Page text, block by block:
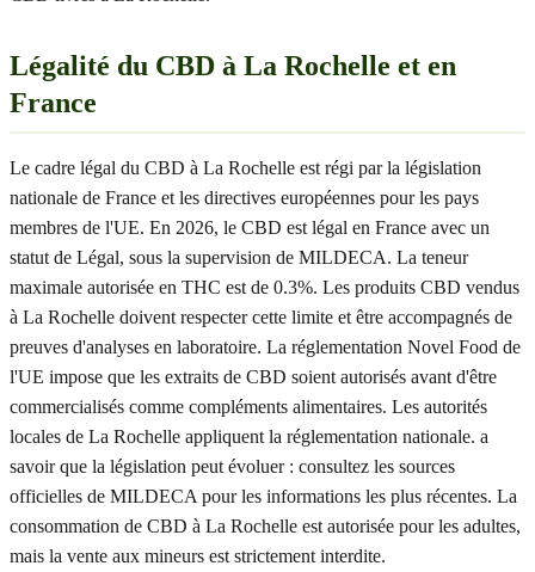
Légalité du CBD à La Rochelle et en
France
Le cadre légal du CBD à La Rochelle est régi par la législation
nationale de France et les directives européennes pour les pays
membres de l'UE. En 2026, le CBD est légal en France avec un
statut de Légal, sous la supervision de MILDECA. La teneur
maximale autorisée en THC est de 0.3%. Les produits CBD vendus
à La Rochelle doivent respecter cette limite et être accompagnés de
preuves d'analyses en laboratoire. La réglementation Novel Food de
l'UE impose que les extraits de CBD soient autorisés avant d'être
commercialisés comme compléments alimentaires. Les autorités
locales de La Rochelle appliquent la réglementation nationale. a
savoir que la législation peut évoluer : consultez les sources
officielles de MILDECA pour les informations les plus récentes. La
consommation de CBD à La Rochelle est autorisée pour les adultes,
mais la vente aux mineurs est strictement interdite.